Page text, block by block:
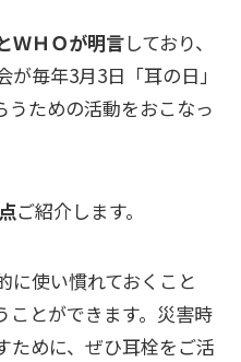
ＷＨＯが明言しており、
毎年3月3日「耳の日」
うための活動をおこなっ
ご紹介します。
に使い慣れておくこと
ことができます。災害時
ために、ぜひ耳栓をご活